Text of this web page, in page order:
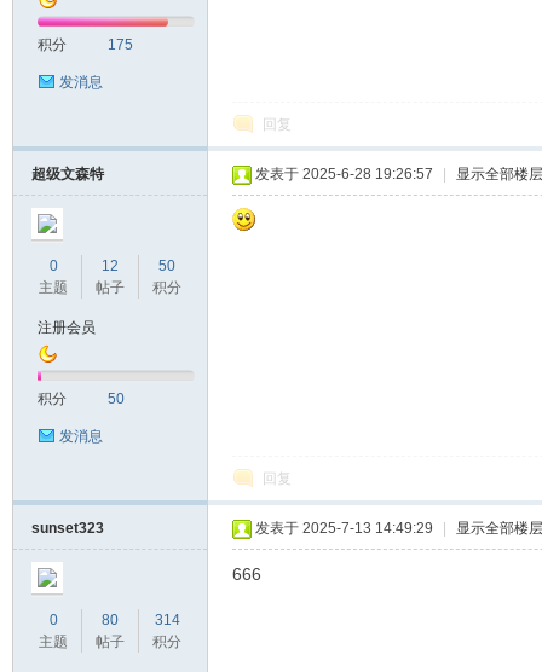
源
积分 175
发消息
回复
超级文森特
0
主题
12
帖子
50
积分
注册会员
积分 50
发消息
发表于 2025-6-28 19:26:57 显示全部楼层
回复
sunset323
0
主题
80
帖子
314
积分
发表于 2025-7-13 14:49:29 显示全部楼层
666